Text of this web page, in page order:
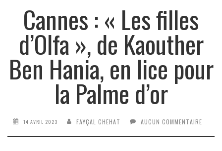
Cannes : « Les filles
d’Olfa », de Kaouther
Ben Hania, en lice pour
la Palme d’or
14 AVRIL 2023 FAYÇAL CHEHAT AUCUN COMMENTAIRE